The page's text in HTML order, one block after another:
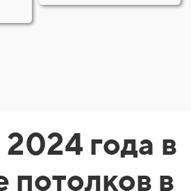
года в
потолков в